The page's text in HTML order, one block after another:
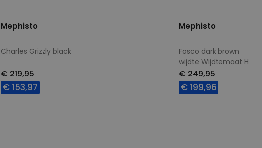
Mephisto
Charles Grizzly black
€ 219,95
€ 153,97
Mephisto
Fosco dark brown
wijdte Wijdtemaat H
€ 249,95
€ 199,96